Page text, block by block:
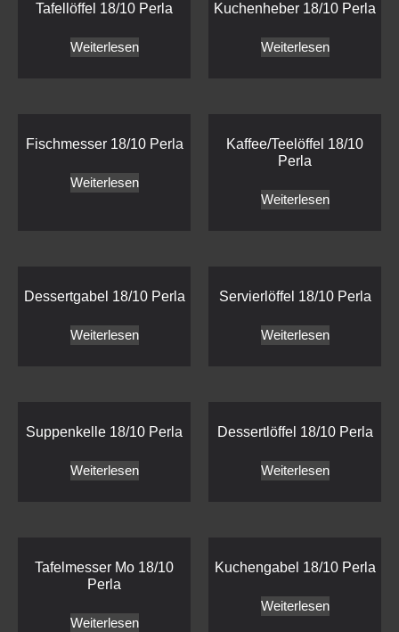
Tafellöffel 18/10 Perla
Weiterlesen
Kuchenheber 18/10 Perla
Weiterlesen
Fischmesser 18/10 Perla
Weiterlesen
Kaffee/Teelöffel 18/10
Perla
Weiterlesen
Dessertgabel 18/10 Perla
Weiterlesen
Servierlöffel 18/10 Perla
Weiterlesen
Suppenkelle 18/10 Perla
Weiterlesen
Dessertlöffel 18/10 Perla
Weiterlesen
Tafelmesser Mo 18/10
Perla
Weiterlesen
Kuchengabel 18/10 Perla
Weiterlesen